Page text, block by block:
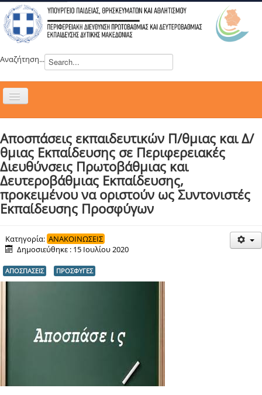
Αναζήτηση...
Εναλλαγή
ΝΕΑ
ΣΥΜΒΟΥΛΙΑ
ΕΥΡΩΠΑΪΚΑ ΠΡΟΓΡΑΜΜΑΤΑ
ΜΑΘΗΤΕΙΑ
ΕΠΙΚΟΙΝΩΝΙΑ
Αποσπάσεις εκπαιδευτικών Π/θμιας και Δ/
θμιας Εκπαίδευσης σε Περιφερειακές
Διευθύνσεις Πρωτοβάθμιας και
Δευτεροβάθμιας Εκπαίδευσης,
προκειμένου να οριστούν ως Συντονιστές
Εκπαίδευσης Προσφύγων
Κατηγορία: ΑΝΑΚΟΙΝΩΣΕΙΣ
Δημοσιεύθηκε : 15 Ιουλίου 2020
ΑΠΟΣΠΑΣΕΙΣ ΠΡΟΣΦΥΓΕΣ